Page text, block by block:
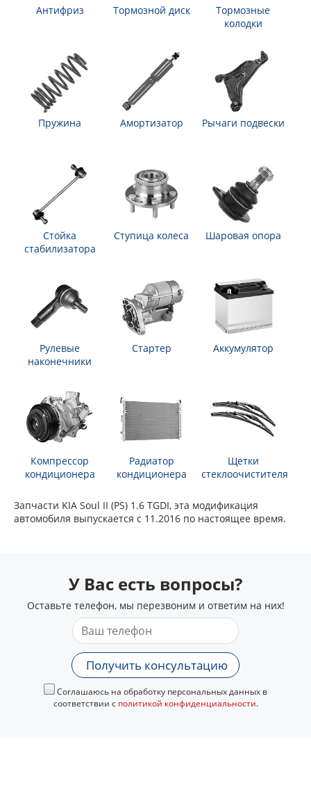
Антифриз Тормозной диск
Тормозные
колодки
Пружина Амортизатор Рычаги подвески
Стойка
стабилизатора
Ступица колеса Шаровая опора
Рулевые
наконечники
Стартер Аккумулятор
Компрессор
кондиционера
Радиатор
кондиционера
Щетки
стеклоочистителя
Запчасти KIA Soul II (PS) 1.6 TGDI, эта модификация
автомобиля выпускается с 11.2016 по настоящее время.
У Вас есть вопросы?
Оставьте телефон, мы перезвоним и ответим на них!
Получить консультацию
Соглашаюсь на обработку персональных данных в
соответствии с политикой конфиденциальности.